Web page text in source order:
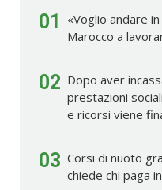
01
«Voglio andare
Marocco a
02 Dopo aver
prestazioni
e ricorsi viene
03 Corsi di nuoto
chiede chi paga